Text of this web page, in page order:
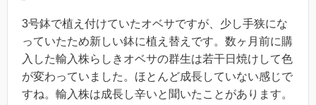
3号鉢で植え付けていたオベサですが、少し手狭にな
っていたため新しい鉢に植え替えです。数ヶ月前に購
入した輸入株らしきオベサの群生は若干日焼けして色
が変わっていました。ほとんど成長していない感じで
すね。輸入株は成長し辛いと聞いたことがあります。